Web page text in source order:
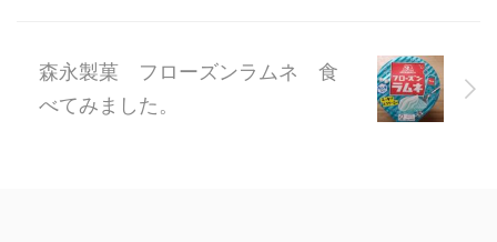
森永製菓 フローズンラムネ 食
べてみました。